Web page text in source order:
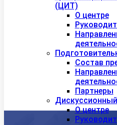
(ЦИТ)
О центре
Состав
Партнеры
О центре